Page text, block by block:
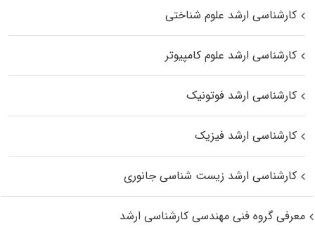
کارشناسی ارشد علوم شناختی
کارشناسی ارشد علوم کامپیوتر
کارشناسی ارشد فوتونیک
کارشناسی ارشد فیزیک
کارشناسی ارشد زیست‌ شناسی جانوری
معرفی گروه فنی مهندسی کارشناسی ارشد